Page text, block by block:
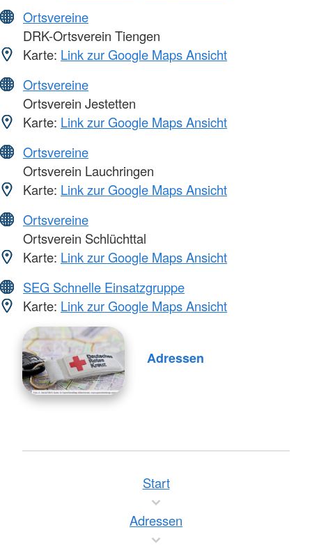
Ortsvereine
DRK-Ortsverein Tiengen
Karte: Link zur Google Maps Ansicht
Ortsvereine
Ortsverein Jestetten
Karte: Link zur Google Maps Ansicht
Ortsvereine
Ortsverein Lauchringen
Karte: Link zur Google Maps Ansicht
Ortsvereine
Ortsverein Schlüchttal
Karte: Link zur Google Maps Ansicht
SEG Schnelle Einsatzgruppe
Karte: Link zur Google Maps Ansicht
Adressen
Start
Adressen